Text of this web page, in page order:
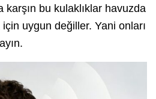
karşın bu kulaklıklar havuzda
uygun değiller. Yani onları